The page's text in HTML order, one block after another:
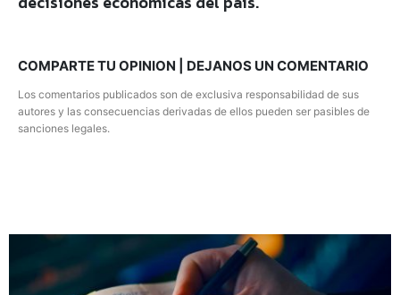
COMPARTE TU OPINION | DEJANOS UN COMENTARIO
Los comentarios publicados son de exclusiva responsabilidad de sus
autores y las consecuencias derivadas de ellos pueden ser pasibles de
sanciones legales.